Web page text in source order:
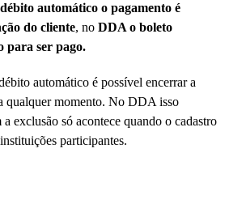
débito automático o pagamento é
do cliente, no DDA o boleto
para ser pago.
automático é possível encerrar a
qualquer momento. No DDA isso
exclusão só acontece quando o cadastro
participantes.